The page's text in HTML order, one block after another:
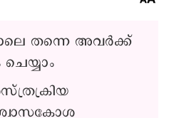
തന്നെ അവർക്ക്
ശ്വാസകോശ